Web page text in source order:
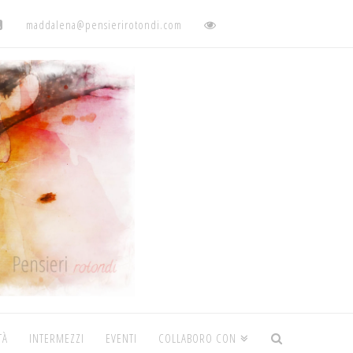
maddalena@pensierirotondi.com
INTERMEZZI EVENTI COLLABORO CON